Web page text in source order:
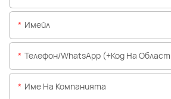
Имейл
Телефон/WhatsApp (+Код На
Име На Компанията